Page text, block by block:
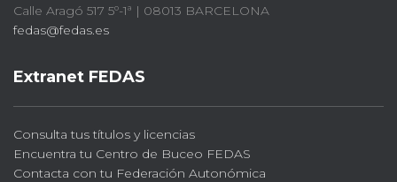
Calle Aragó 517 5º-1ª | 08013 BARCELONA
fedas@fedas.es
Extranet FEDAS
Consulta tus títulos y licencias
Encuentra tu Centro de Buceo FEDAS
Contacta con tu Federación Autonómica